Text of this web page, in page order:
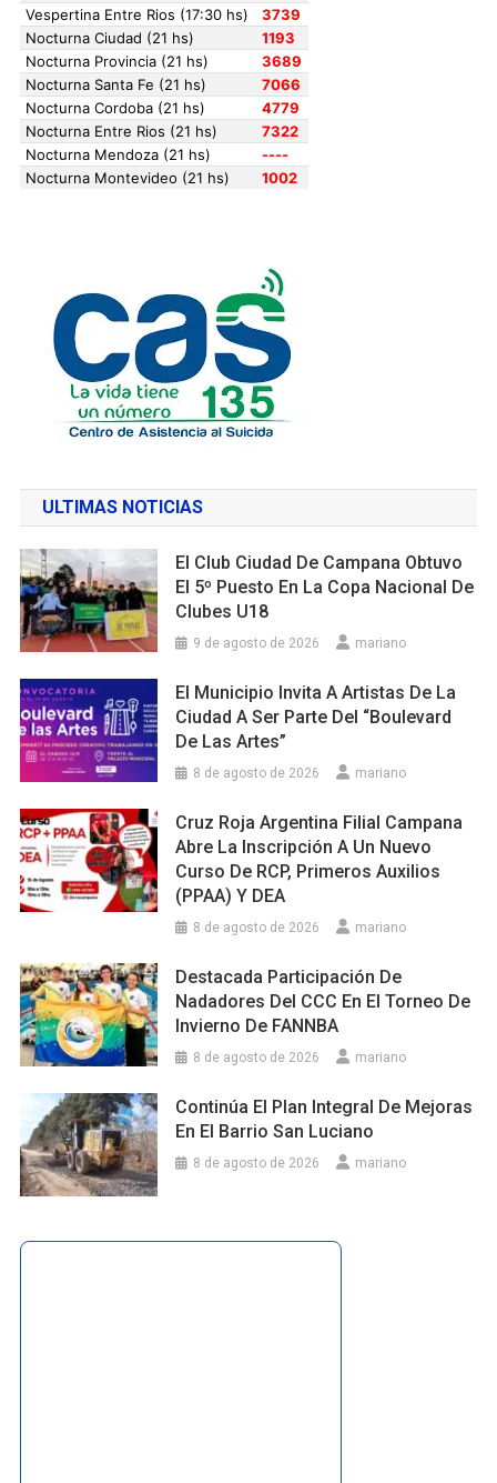
ULTIMAS NOTICIAS
El Club Ciudad De Campana Obtuvo
El 5º Puesto En La Copa Nacional De
Clubes U18
9 de agosto de 2026 mariano
El Municipio Invita A Artistas De La
Ciudad A Ser Parte Del “Boulevard
De Las Artes”
8 de agosto de 2026 mariano
Cruz Roja Argentina Filial Campana
Abre La Inscripción A Un Nuevo
Curso De RCP, Primeros Auxilios
(PPAA) Y DEA
8 de agosto de 2026 mariano
Destacada Participación De
Nadadores Del CCC En El Torneo De
Invierno De FANNBA
8 de agosto de 2026 mariano
Continúa El Plan Integral De Mejoras
En El Barrio San Luciano
8 de agosto de 2026 mariano